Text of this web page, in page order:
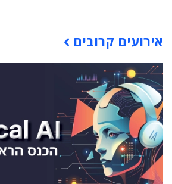
אירועים קרובים